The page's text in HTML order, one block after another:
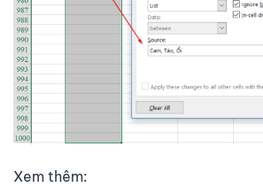
Xem thêm: